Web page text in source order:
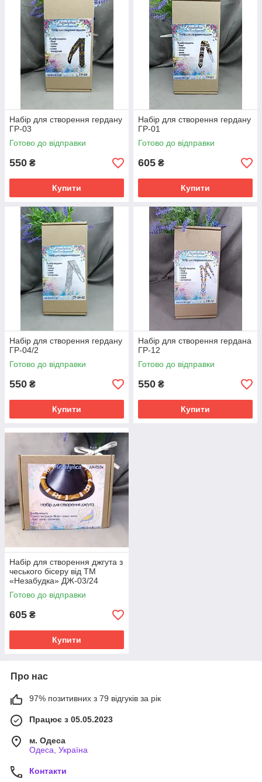
Набір для створення гердану
ГР-03
Готово до відправки
550 ₴
Купити
Набір для створення гердану
ГР-01
Готово до відправки
605 ₴
Купити
Набір для створення гердану
ГР-04/2
Готово до відправки
550 ₴
Купити
Набір для створення гердана
ГР-12
Готово до відправки
550 ₴
Купити
Набір для створення джгута з
чеського бісеру від ТМ
«Незабудка» ДЖ-03/24
Готово до відправки
605 ₴
Купити
Про нас
97% позитивних з 79 відгуків за рік
Працює з 05.05.2023
м. Одеса
Одеса, Україна
Контакти